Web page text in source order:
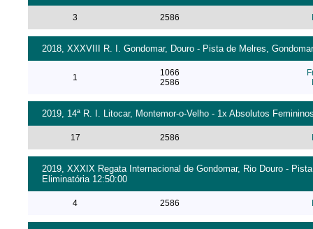
3 2586
2018, XXXVIII R. I. Gondomar, Douro - Pista de Melres,
1
1066
2586
2019, 14ª R. I. Litocar, Montemor-o-Velho - 1x Absolutos
17 2586
2019, XXXIX Regata Internacional de Gondomar, Rio Douro -
Eliminatória 12:50:00
4 2586